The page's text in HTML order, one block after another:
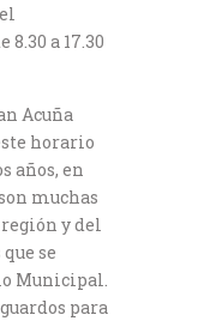
a 17.30
Acuña
horario
años, en
muchas
y del
se
Municipal.
para